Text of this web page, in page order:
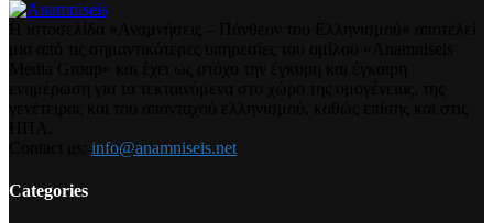
info@anamniseis.net
Categories